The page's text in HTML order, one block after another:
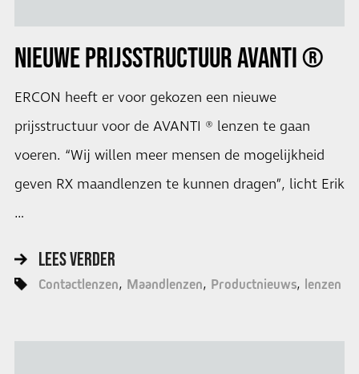
NIEUWE PRIJSSTRUCTUUR AVANTI ®
ERCON heeft er voor gekozen een nieuwe
prijsstructuur voor de AVANTI ® lenzen te gaan
voeren. “Wij willen meer mensen de mogelijkheid
geven RX maandlenzen te kunnen dragen”, licht Erik
…
LEES VERDER
Contactlenzen Maandlenzen Productnieuws lenzen